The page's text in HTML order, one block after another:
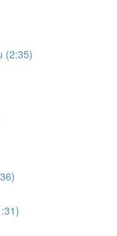
(2:35)